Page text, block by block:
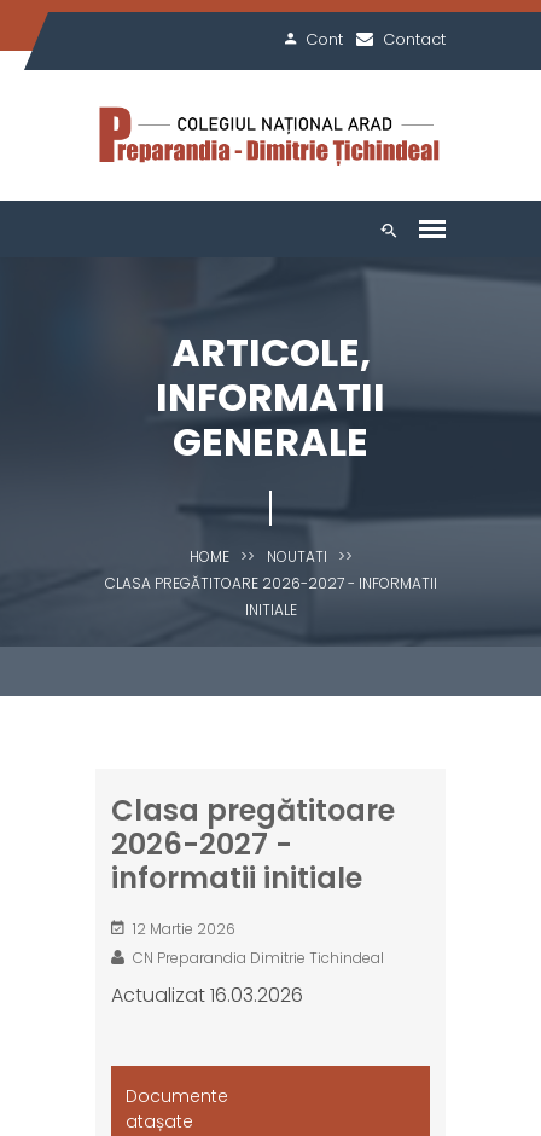
Cont Contact
ARTICOLE,
INFORMATII
GENERALE
HOME>> NOUTATI
>>
CLASA PREGĂTITOARE 2026-2027 - INFORMATII
INITIALE
Clasa pregătitoare
2026-2027 -
informatii initiale
12 Martie 2026
CN Preparandia Dimitrie Tichindeal
Actualizat 16.03.2026
Documente
atașate